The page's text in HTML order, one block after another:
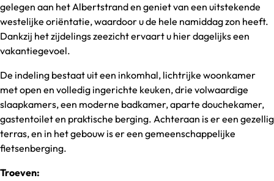
gelegen aan het Albertstrand en geniet van een uitstekende
westelijke oriëntatie, waardoor u de hele namiddag zon heeft.
Dankzij het zijdelings zeezicht ervaart u hier dagelijks een
vakantiegevoel.
De indeling bestaat uit een inkomhal, lichtrijke woonkamer
met open en volledig ingerichte keuken, drie volwaardige
slaapkamers, een moderne badkamer, aparte douchekamer,
gastentoilet en praktische berging. Achteraan is er een gezellig
terras, en in het gebouw is er een gemeenschappelijke
fietsenberging.
Troeven: